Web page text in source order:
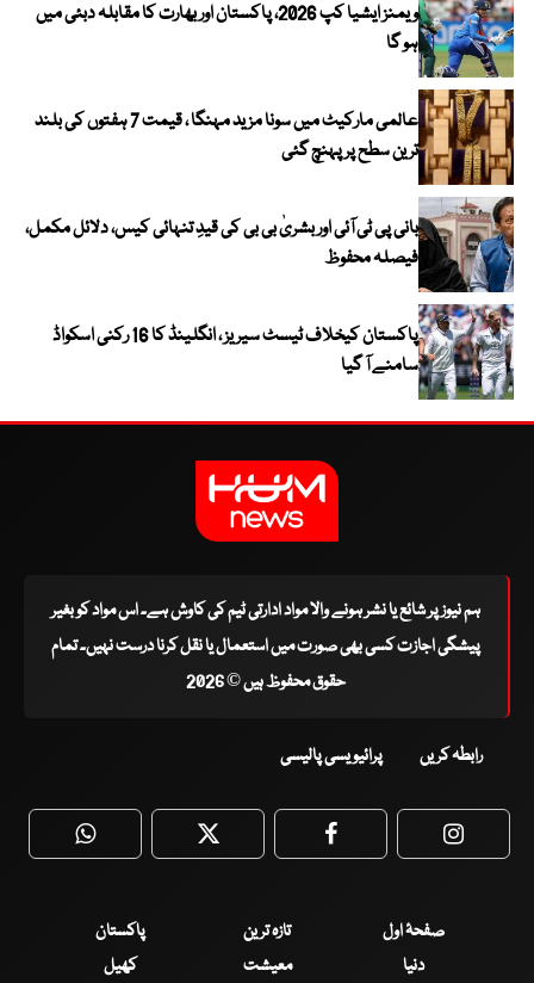
ویمنز ایشیا کپ 2026، پاکستان اور بھارت کا مقابلہ دبئی میں
ہو گا
عالمی مارکیٹ میں سونا مزید مہنگا ، قیمت 7 ہفتوں کی بلند
ترین سطح پر پہنچ گئی
بانی پی ٹی آئی اور بشریٰ بی بی کی قیدِ تنہائی کیس، دلائل مکمل،
فیصلہ محفوظ
پاکستان کیخلاف ٹیسٹ سیریز ، انگلینڈ کا 16 رکنی اسکواڈ
سامنے آ گیا
ہم نیوز پر شائع یا نشر ہونے والا مواد ادارتی ٹیم کی کاوش ہے۔ اس مواد کو بغیر
پیشگی اجازت کسی بھی صورت میں استعمال یا نقل کرنا درست نہیں۔ تمام
حقوق محفوظ ہیں © 2026
رابطہ کریں پرائیویسی پالیسی
WhatsApp Twitter Facebook
صفحۂ اول تازہ ترین
پاکستان
دنیا
معیشت کھیل